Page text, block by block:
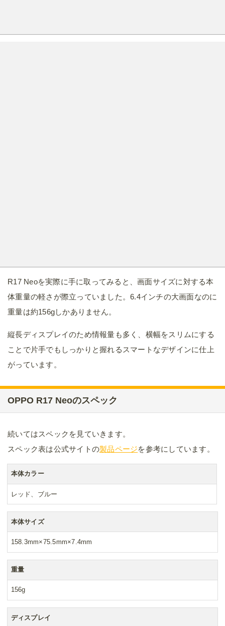
R17 Neoを実際に手に取ってみると、画面サイズに対する本
体重量の軽さが際立っていました。6.4インチの大画面なのに
重量は約156gしかありません。
縦長ディスプレイのため情報量も多く、横幅をスリムにする
ことで片手でもしっかりと握れるスマートなデザインに仕上
がっています。
OPPO R17 Neoのスペック
続いてはスペックを見ていきます。
スペック表は公式サイトの製品ページを参考にしています。
本体カラー
レッド、ブルー
本体サイズ
158.3mm×75.5mm×7.4mm
重量
156g
ディスプレイ